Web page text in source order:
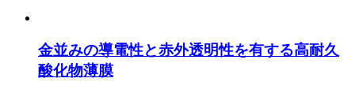
金並みの導電性と赤外透明性を有する高耐久
酸化物薄膜